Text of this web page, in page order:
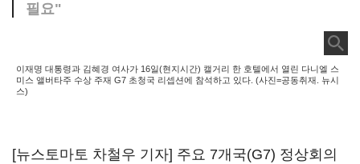
필요"
이재명 대통령과 김혜경 여사가 16일(현지시간) 캘거리 한 호텔에서 열린 다니엘 스
미스 앨버타주 수상 주재 G7 초청국 리셉션에 참석하고 있다. (사진=공동취재. 뉴시
스)
[뉴스토마토 차철우 기자] 주요 7개국(G7) 정상회의